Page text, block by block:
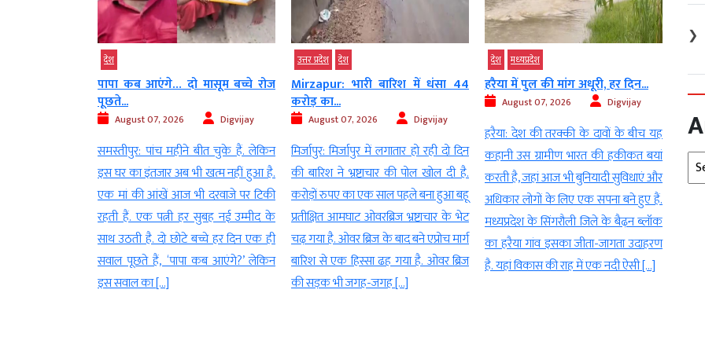
उत्तर प्रदेश
Mirzapur: भारी बारिश में धंसा 44
करोड़ का...
August 07, 2026 Digvijay
मिर्जापुर: मिर्जापुर में लगातार हो रही दो दिन
की बारिश ने भ्रष्टाचार की पोल खोल दी है.
करोड़ों रुपए का एक साल पहले बना हुआ बहू
प्रतीक्षित आमघाट ओवरब्रिज भ्रष्टाचार के भेट
चढ़ गया है. ओवर ब्रिज के बाद बने एप्रोच मार्ग
बारिश से एक हिस्सा ढह गया है. ओवर ब्रिज
की सड़क भी जगह-जगह […]
देश मध्‍यप्रदेश
हरैया में पुल की मांग अधूरी, हर दिन...
August 07, 2026
कहानी उस ग्रामीण भारत की हकीकत बयां
करती है, जहां आज भी बुनियादी सुविधाएं और
अधिकार लोगों के लिए एक सपना बने हुए हैं.
मध्यप्रदेश के सिंगरौली जिले के बैढ़न ब्लॉक
का हरैया गांव इसका जीता-जागता उदाहरण
है. यहां विकास की राह में एक नदी ऐसी […]
देश मध्‍यप्रदेश
मानसून की बेरुखी से खेती पर संकट,
48...
भोपाल। मध्य प्रदेश में मानसून की सुस्ती अब
किसानों की चिंता बढ़ाने लगी है। प्रदेश के 55
में से 48 जिलों में सामान्य से काफी कम
बारिश दर्ज होने से सूखे जैसे हालात बन गए हैं।
कई जिलों में वर्षा का आंकड़ा औसत से 46
फीसदी तक नीचे है। इसका असर जलाशयों
❯